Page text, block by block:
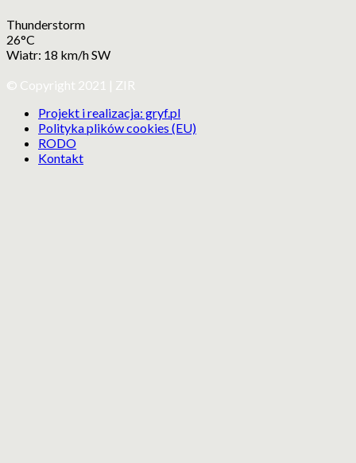
Thunderstorm
26°C
Wiatr: 18 km/h SW
© Copyright 2021 | ZIR
Projekt i realizacja: gryf.pl
Polityka plików cookies (EU)
RODO
Kontakt